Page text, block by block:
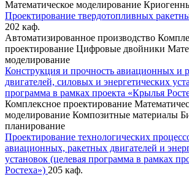
Математическое моделирование
Проектирование твердотопливных
202 каф.
Автоматизированное производство
проектирование Цифровые двойники
моделирование
Конструкция и прочность авиационных и
двигателей, силовых и энергетических
программа в рамках проекта «Крылья
Комплексное проектирование
моделирование Композитные материалы
планирование
Проектирование технологических
авиационных, ракетных двигателей и
установок (целевая программа в рамках
Ростеха») 205 каф.